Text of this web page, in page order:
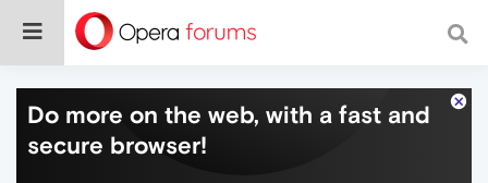
Do more on the web, with a fast and
secure browser!